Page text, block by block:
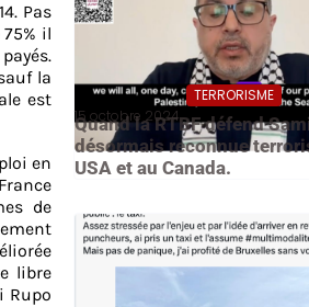
Pas
il
la
est
en
de
libre
Rupo
TERRORISME
15 octobre 2024
Quand la RTBF défend
désormais reconnue
USA et au Canada.